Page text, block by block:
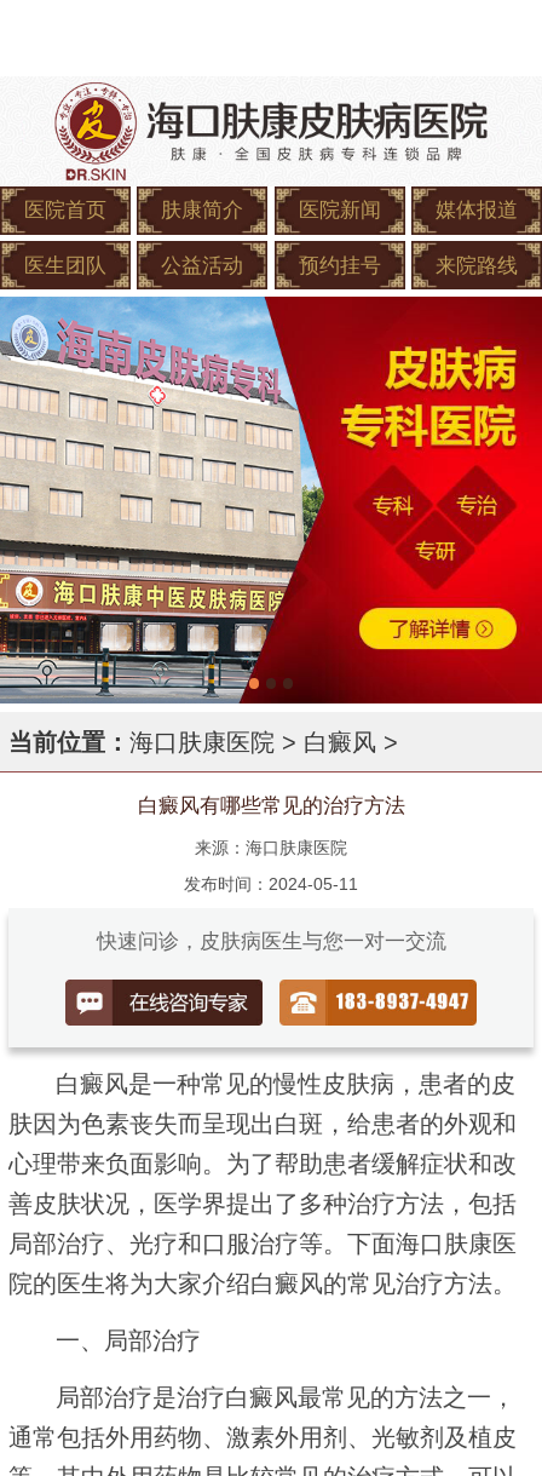
医院首页 肤康简介 医院新闻 媒体报道
医生团队 公益活动 预约挂号 来院路线
当前位置： 海口肤康医院 > 白癜风 >
白癜风有哪些常见的治疗方法
来源：海口肤康医院
发布时间：2024-05-11
快速问诊，皮肤病医生与您一对一交流
白癜风是一种常见的慢性皮肤病，患者的皮
肤因为色素丧失而呈现出白斑，给患者的外观和
心理带来负面影响。为了帮助患者缓解症状和改
善皮肤状况，医学界提出了多种治疗方法，包括
局部治疗、光疗和口服治疗等。下面海口肤康医
院的医生将为大家介绍白癜风的常见治疗方法。
一、局部治疗
局部治疗是治疗白癜风最常见的方法之一，
通常包括外用药物、激素外用剂、光敏剂及植皮